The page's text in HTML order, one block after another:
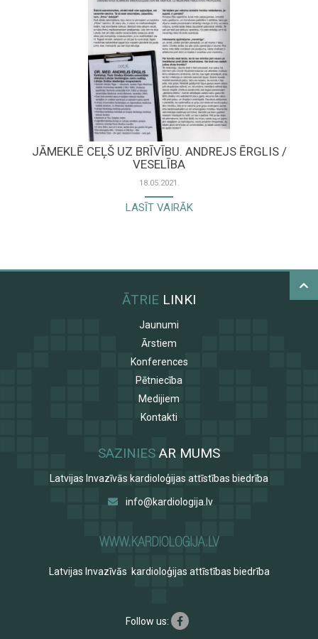
JĀMEKLĒ CEĻŠ UZ BRĪVĪBU. ANDREJS ĒRGLIS /
VESELĪBA
18.05.2021.
LASĪT VAIRĀK
ĀTRIE LINKI
Jaunumi
Ārstiem
Konferences
Pētniecība
Medijiem
Kontakti
SAZINIES AR MUMS
Latvijas Invazīvās kardioloģijas attīstības biedrība
info@kardiologija.lv
Latvijas Invazīvās kardioloģijas attīstības biedrība
Follow us: